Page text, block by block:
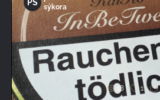
Bild
PS
sýkora
18 1